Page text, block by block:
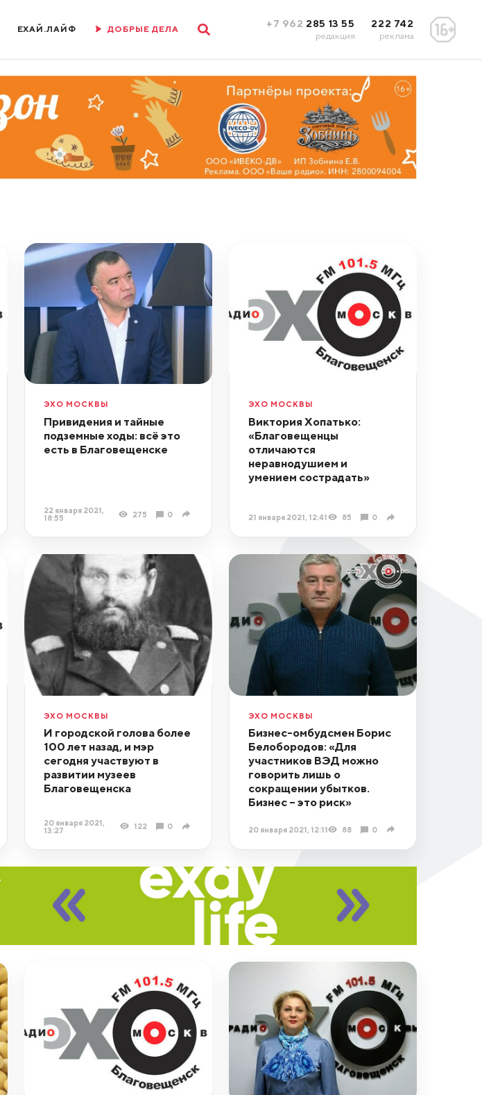
ЕХАЙ.ЛАЙФ ДОБРЫЕ ДЕЛА +7 962 285 13 55
редакция
222 742
реклама
ЭХО МОСКВЫ
Привидения и тайные
подземные ходы: всё это
есть в Благовещенске
22 января 2021,
18:55
275 0
ЭХО МОСКВЫ
Виктория Хопатько:
«Благовещенцы
отличаются
неравнодушием и
умением сострадать»
21 января 2021, 12:41 85 0
ЭХО МОСКВЫ
И городской голова более
100 лет назад, и мэр
сегодня участвуют в
развитии музеев
Благовещенска
20 января 2021,
13:27
122 0
ЭХО МОСКВЫ
Бизнес-омбудсмен Борис
Белобородов: «Для
участников ВЭД можно
говорить лишь о
сокращении убытков.
Бизнес – это риск»
20 января 2021, 12:11 88 0